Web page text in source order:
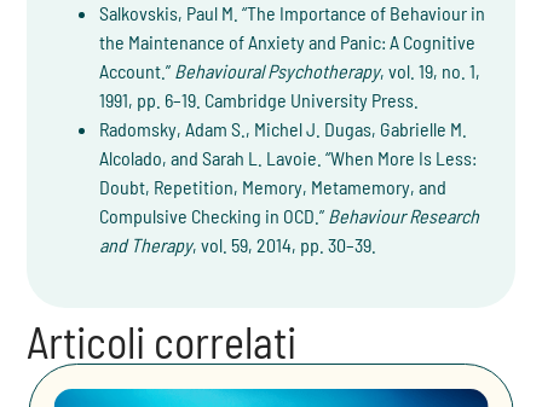
Salkovskis, Paul M. “The Importance of Behaviour in
the Maintenance of Anxiety and Panic: A Cognitive
Account.” Behavioural Psychotherapy, vol. 19, no. 1,
1991, pp. 6–19. Cambridge University Press.
Radomsky, Adam S., Michel J. Dugas, Gabrielle M.
Alcolado, and Sarah L. Lavoie. “When More Is Less:
Doubt, Repetition, Memory, Metamemory, and
Compulsive Checking in OCD.” Behaviour Research
and Therapy, vol. 59, 2014, pp. 30–39.
Articoli correlati